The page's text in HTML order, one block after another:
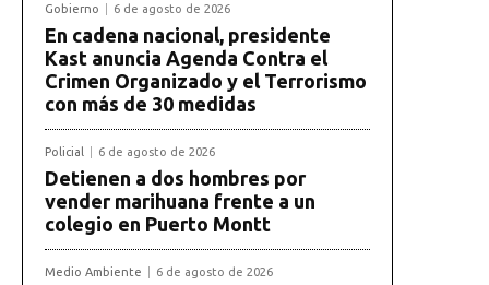
Gobierno 6 de agosto de 2026
En cadena nacional, presidente
Kast anuncia Agenda Contra el
Crimen Organizado y el Terrorismo
con más de 30 medidas
Policial 6 de agosto de 2026
Detienen a dos hombres por
vender marihuana frente a un
colegio en Puerto Montt
Medio Ambiente 6 de agosto de 2026